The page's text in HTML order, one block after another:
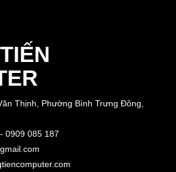
Thịnh, Phường Bình Trưng Đông,
0909 085 187